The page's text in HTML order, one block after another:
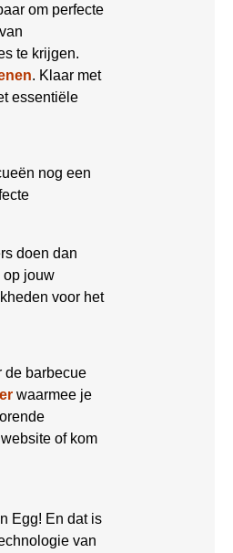
om perfecte
te krijgen.
. Klaar met
essentiële
nog een
doen dan
op jouw
voor het
de barbecue
waarmee je
of kom
Egg! En dat is
van